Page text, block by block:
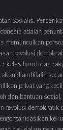
Sosialis.
adalah
memunculkan
revolusi
kelas buruh dan
diambilalih
privat yang
dan bantuan
revolusi demokratik